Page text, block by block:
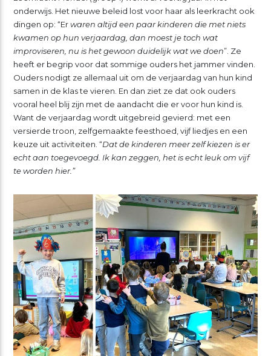
onderwijs. Het nieuwe beleid lost voor haar als leerkracht ook
dingen op: “Erwaren altijd een paar kinderen die met niets
kwamen op hun verjaardag, dan moest je toch wat
improviseren, nu is het gewoon duidelijk wat we doen”. Ze
heeft er begrip voor dat sommige ouders het jammer vinden.
Ouders nodigt ze allemaal uit om de verjaardag van hun kind
samen in de klas te vieren. En dan ziet ze dat ook ouders
vooral heel blij zijn met de aandacht die er voor hun kind is.
Want de verjaardag wordt uitgebreid gevierd: met een
versierde troon, zelfgemaakte feesthoed, vijf liedjes en een
keuze uit activiteiten. “Dat de kinderen meer zelf kiezen is er
echt aan toegevoegd. Ik kan zeggen, het is echt leuk om vijf
te worden hier.”